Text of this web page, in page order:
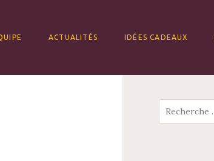
ACTUALITÉS IDÉES CADEAUX
Recherche